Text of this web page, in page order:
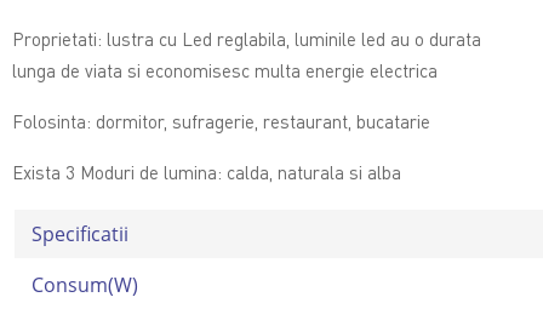
Proprietati: lustra cu Led reglabila, luminile led au o durata
lunga de viata si economisesc multa energie electrica
Folosinta: dormitor, sufragerie, restaurant, bucatarie
Exista 3 Moduri de lumina: calda, naturala si alba
Specificatii
Consum(W)